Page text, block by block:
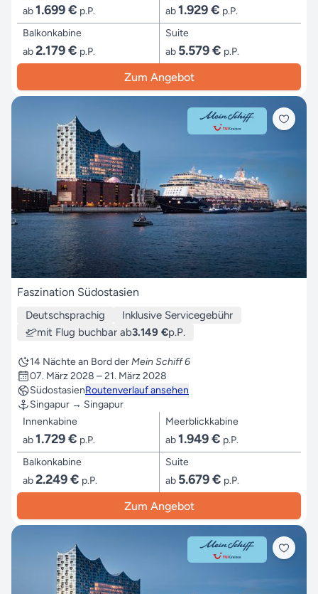
ab1.699 € p.P.
ab1.929 € p.P.
Balkonkabine
ab2.179 € p.P.
Suite
ab 5.579 € p.P.
Zum Angebot
Faszination Südostasien
Deutschsprachig
Inklusive Servicegebühr
mit Flug buchbar ab3.149 €p.P.
14 Nächte an Bord derMein Schiff 6
07. März 2028 – 21. März 2028
SüdostasienRoutenverlauf ansehen
Singapur → Singapur
Innenkabine
ab1.729 € p.P.
Meerblickkabine
ab1.949 € p.P.
Balkonkabine
ab2.249 € p.P.
Suite
ab 5.679 € p.P.
Zum Angebot